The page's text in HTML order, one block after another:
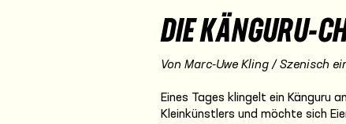
DIE KÄNGURU-
Von Marc-Uwe Kling / Szenisch
Eines Tages klingelt ein Känguru
Kleinkünstlers und möchte sich